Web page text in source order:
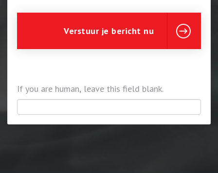
Verstuur je bericht nu
If you are human, leave this field blank.